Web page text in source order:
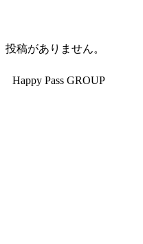
投稿がありません。
Happy Pass GROUP